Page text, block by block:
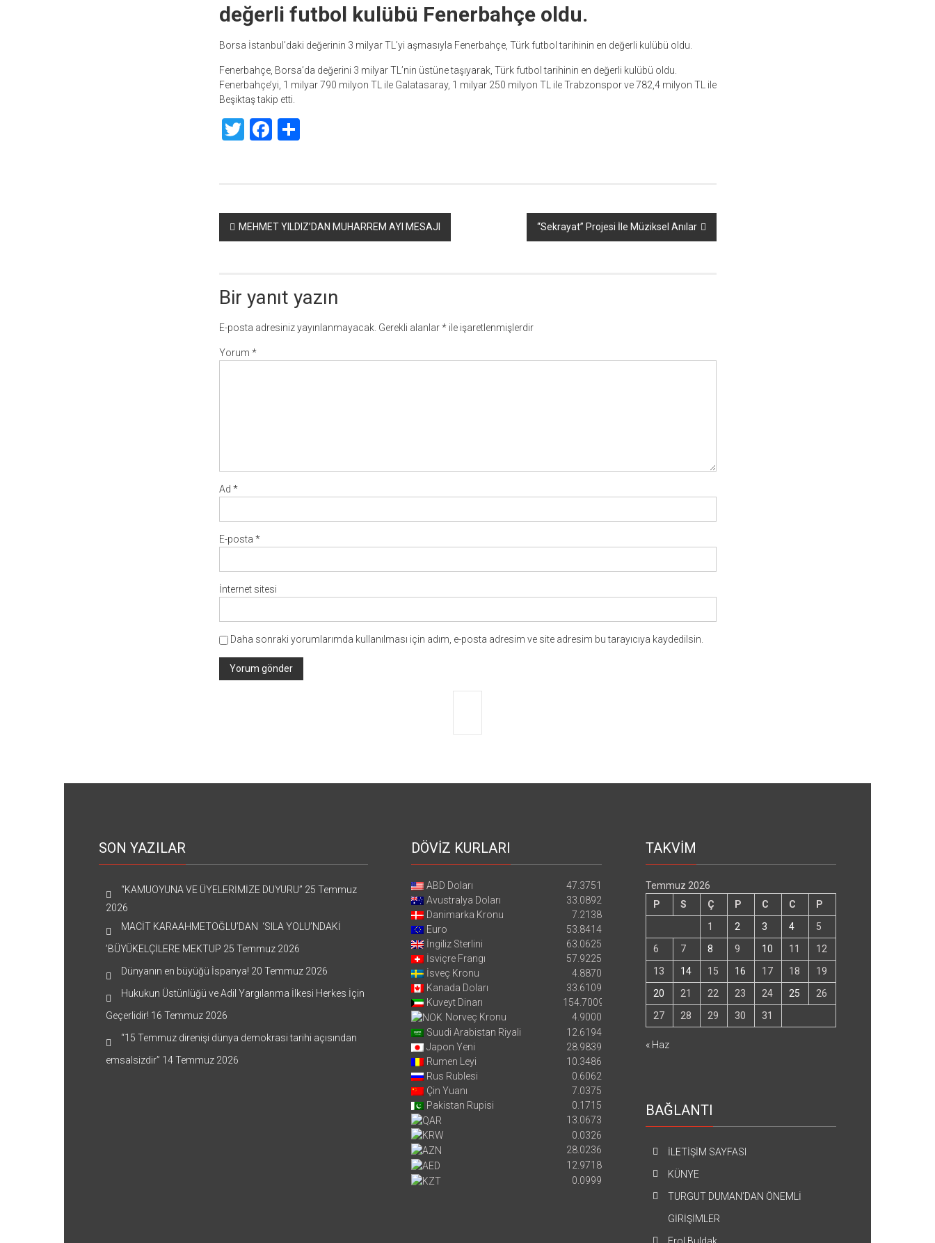
değerli futbol kulübü Fenerbahçe oldu.
Borsa İstanbul’daki değerinin 3 milyar TL’yi aşmasıyla Fenerbahçe, Türk futbol tarihinin en değerli kulübü oldu.
Fenerbahçe, Borsa’da değerini 3 milyar TL’nin üstüne taşıyarak, Türk futbol tarihinin en değerli kulübü oldu.
Fenerbahçe’yi, 1 milyar 790 milyon TL ile Galatasaray, 1 milyar 250 milyon TL ile Trabzonspor ve 782,4 milyon TL ile
Beşiktaş takip etti.
TwitterFacebook
Share
Yazı
dolaşımı
MEHMET YILDIZ’DAN MUHARREM AYI MESAJI “Sekrayat” Projesi İle Müziksel Anılar
Bir yanıt yazın
E-posta adresiniz yayınlanmayacak. Gerekli alanlar*ile işaretlenmişlerdir
Yorum *
Ad *
E-posta *
İnternet sitesi
Daha sonraki yorumlarımda kullanılması için adım, e-posta adresim ve site adresim bu tarayıcıya kaydedilsin.
SON YAZILAR
“KAMUOYUNA VE ÜYELERİMİZE DUYURU” 25 Temmuz
2026
MACİT KARAAHMETOĞLU’DAN ‘SILA YOLU’NDAKİ
’BÜYÜKELÇİLERE MEKTUP 25 Temmuz 2026
Dünyanın en büyüğü İspanya! 20 Temmuz 2026
Hukukun Üstünlüğü ve Adil Yargılanma İlkesi Herkes İçin
Geçerlidir! 16 Temmuz 2026
“15 Temmuz direnişi dünya demokrasi tarihi açısından
emsalsizdir” 14 Temmuz 2026
DÖVİZ KURLARI
ABD Doları
47.3751
Avustralya Doları
33.0892
Danimarka Kronu
7.2138
Euro
53.8414
İngiliz Sterlini
63.0625
İsviçre Frangı
57.9225
İsveç Kronu
4.8870
Kanada Doları
33.6109
Kuveyt Dinarı
154.7009
Norveç Kronu
4.9000
Suudi Arabistan Riyali
12.6194
Japon Yeni
28.9839
Rumen Leyi
10.3486
Rus Rublesi
0.6062
Çin Yuanı
7.0375
Pakistan Rupisi
0.1715
13.0673
0.0326
28.0236
12.9718
0.0999
TAKVİM
Temmuz 2026
P
S Ç P C C
P
1
2 3 4
5
6
7 8 9 10 11
12
13
14 15 16 17 18
19
20
21 22 23 24 25
26
27
28 29 30 31
« Haz
BAĞLANTI
İLETİŞİM SAYFASI
KÜNYE
TURGUT DUMAN’DAN ÖNEMLİ
GİRİŞİMLER